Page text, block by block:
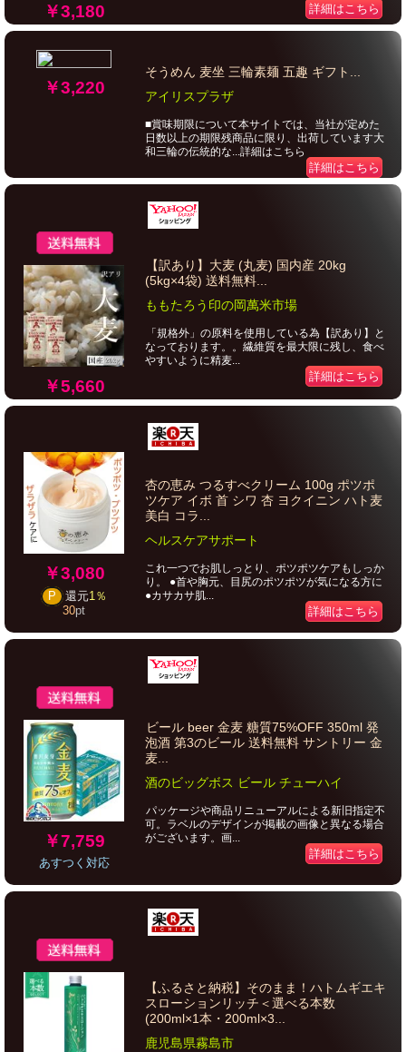
￥3,180 詳細はこちら
￥3,220
そうめん 麦坐 三輪素麺 五趣 ギフト...
アイリスプラザ
■賞味期限について本サイトでは、当社が定めた
日数以上の期限残商品に限り、出荷しています大
和三輪の伝統的な...詳細はこちら
詳細はこちら
￥5,660
【訳あり】大麦 (丸麦) 国内産 20kg
(5kg×4袋) 送料無料...
ももたろう印の岡萬米市場
「規格外」の原料を使用している為【訳あり】と
なっております。。繊維質を最大限に残し、食べ
やすいように精麦...
詳細はこちら
￥3,080
P 還元1％
30pt
杏の恵み つるすべクリーム 100g ポツポ
ツケア イボ 首 シワ 杏 ヨクイニン ハト麦
美白 コラ...
ヘルスケアサポート
これ一つでお肌しっとり、ポツポツケアもしっか
り。 ●首や胸元、目尻のポツポツが気になる方に
●カサカサ肌...
詳細はこちら
￥7,759
あすつく対応
ビール beer 金麦 糖質75%OFF 350ml 発
泡酒 第3のビール 送料無料 サントリー 金
麦...
酒のビッグボス ビール チューハイ
パッケージや商品リニューアルによる新旧指定不
可。ラベルのデザインが掲載の画像と異なる場合
がございます。画...
詳細はこちら
【ふるさと納税】そのまま！ハトムギエキ
スローションリッチ＜選べる本数
(200ml×1本・200ml×3...
鹿児島県霧島市